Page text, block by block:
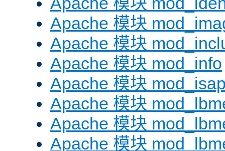
Apache 模块
Apache 模块
Apache 模块 mod_info
Apache 模块
Apache 模块
Apache 模块
Apache 模块